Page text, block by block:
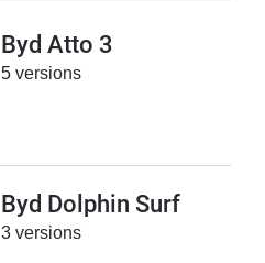
Byd Atto 3
5 versions
Byd Dolphin Surf
3 versions